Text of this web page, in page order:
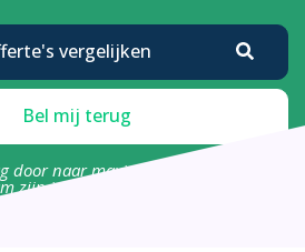
vergelijken
Bel mij terug
door naar maximaal 4 bedrijven die
zijn in uw omgeving.